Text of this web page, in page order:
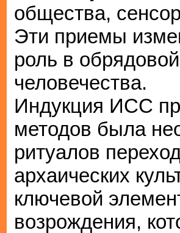
общества,
Эти приемы
роль в
человечества.
Индукция ИСС
методов была
ритуалов
архаических
ключевой
возрождения,